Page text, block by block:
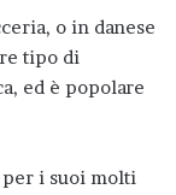
o in danese
tipo di
ed è popolare
per i suoi molti